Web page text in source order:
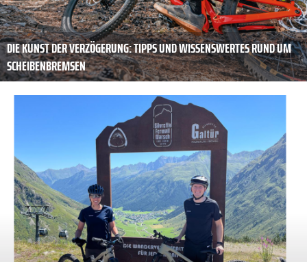
DIE KUNST DER ­VERZÖGERUNG: TIPPS UND WISSENSWERTES RUND UM
SCHEIBENBREMSEN